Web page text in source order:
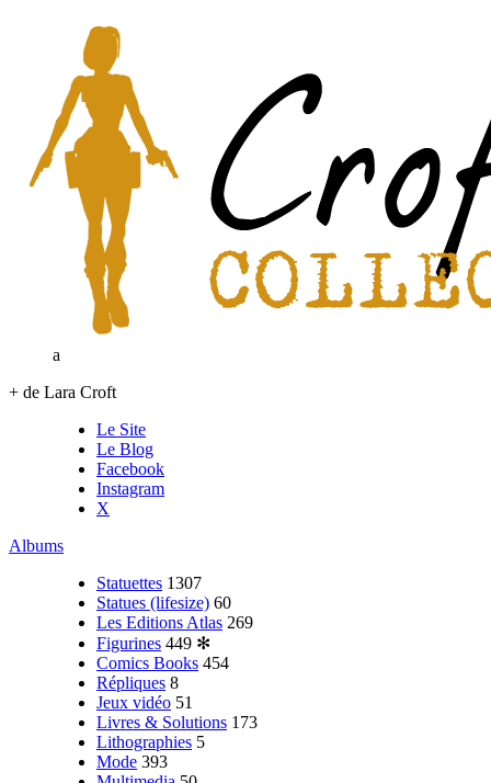
a
+ de Lara Croft
Le Site
Le Blog
Facebook
Instagram
X
Albums
Statuettes 1307
Statues (lifesize) 60
Les Editions Atlas 269
Figurines 449 ✻
Comics Books 454
Répliques 8
Jeux vidéo 51
Livres & Solutions 173
Lithographies 5
Mode 393